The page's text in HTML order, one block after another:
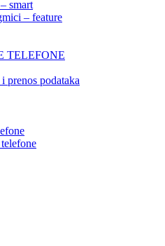
smart
– feature
TELEFONE
prenos podataka